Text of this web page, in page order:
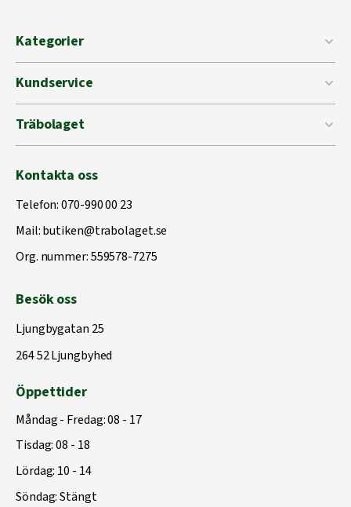
Kategorier
Kundservice
Träbolaget
Kontakta oss
Telefon:070-990 00 23
Mail:butiken@trabolaget.se
Org. nummer: 559578-7275
Besök oss
Ljungbygatan 25
264 52 Ljungbyhed
Öppettider
Måndag - Fredag: 08 - 17
Tisdag: 08 - 18
Lördag: 10 - 14
Söndag: Stängt